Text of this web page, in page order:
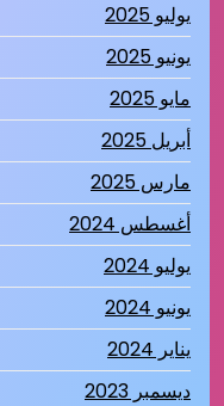
يوليو 2025
يونيو 2025
مايو 2025
أبريل 2025
مارس 2025
أغسطس 2024
يوليو 2024
يونيو 2024
يناير 2024
ديسمبر 2023